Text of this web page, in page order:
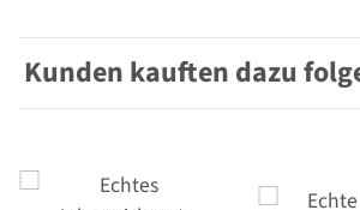
Kunden kauften dazu